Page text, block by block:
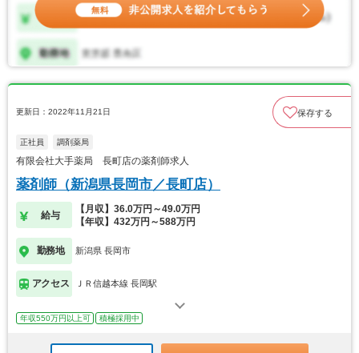
更新日：2022年11月21日 保存する
正社員 調剤薬局
有限会社大手薬局 長町店の薬剤師求人
薬剤師（新潟県長岡市／長町店）
給与
【月収】36.0万円～49.0万円
【年収】432万円～588万円
勤務地 新潟県 長岡市
アクセス ＪＲ信越本線 長岡駅
年収550万円以上可 積極採用中